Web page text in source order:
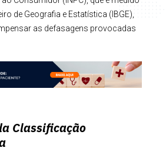
de Geografia e Estatística (IBGE),
as defasagens provocadas
Classificação